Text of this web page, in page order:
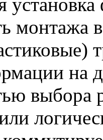
монтажа
на
выбора